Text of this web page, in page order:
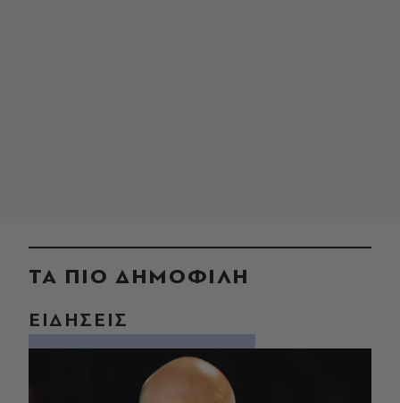
ΤΑ ΠΙΟ ΔΗΜΟΦΙΛΗ
ΕΙΔΗΣΕΙΣ